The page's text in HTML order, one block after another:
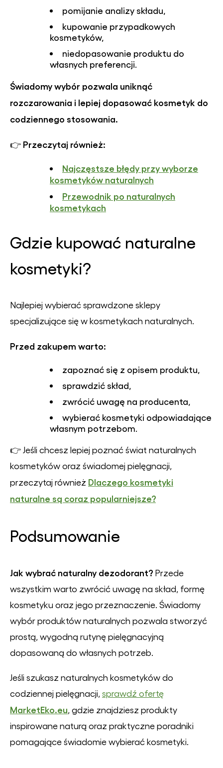
pomijanie analizy składu,
kupowanie przypadkowych
kosmetyków,
niedopasowanie produktu do
własnych preferencji.
Świadomy wybór pozwala uniknąć
rozczarowania i lepiej dopasować kosmetyk do
codziennego stosowania.
👉 Przeczytaj również:
Najczęstsze błędy przy wyborze
kosmetyków naturalnych
Przewodnik po naturalnych
kosmetykach
Gdzie kupować naturalne
kosmetyki?
Najlepiej wybierać sprawdzone sklepy
specjalizujące się w kosmetykach naturalnych.
Przed zakupem warto:
zapoznać się z opisem produktu,
sprawdzić skład,
zwrócić uwagę na producenta,
wybierać kosmetyki odpowiadające
własnym potrzebom.
👉 Jeśli chcesz lepiej poznać świat naturalnych
kosmetyków oraz świadomej pielęgnacji,
przeczytaj również Dlaczego kosmetyki
naturalne są coraz popularniejsze?
Podsumowanie
Jak wybrać naturalny dezodorant? Przede
wszystkim warto zwrócić uwagę na skład, formę
kosmetyku oraz jego przeznaczenie. Świadomy
wybór produktów naturalnych pozwala stworzyć
prostą, wygodną rutynę pielęgnacyjną
dopasowaną do własnych potrzeb.
Jeśli szukasz naturalnych kosmetyków do
codziennej pielęgnacji, sprawdź ofertę
MarketEko.eu , gdzie znajdziesz produkty
inspirowane naturą oraz praktyczne poradniki
pomagające świadomie wybierać kosmetyki.